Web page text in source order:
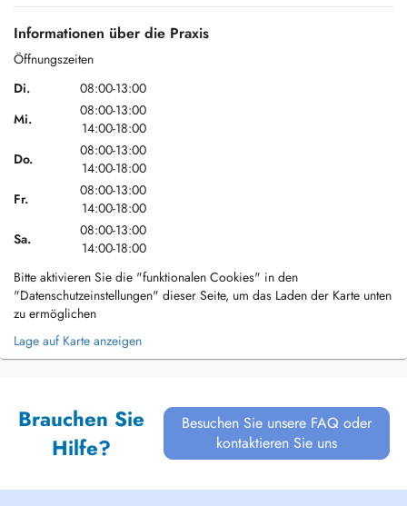
Informationen über die Praxis
Öffnungszeiten
Di.
08:00-13:00
Mi.
08:00-13:00
14:00-18:00
Do.
08:00-13:00
14:00-18:00
Fr.
08:00-13:00
14:00-18:00
Sa.
08:00-13:00
14:00-18:00
Bitte aktivieren Sie die "funktionalen Cookies" in den
"Datenschutzeinstellungen" dieser Seite, um das Laden der Karte unten
zu ermöglichen
Lage auf Karte anzeigen
Brauchen Sie
Hilfe?
Besuchen Sie unsere FAQ oder
kontaktieren Sie uns